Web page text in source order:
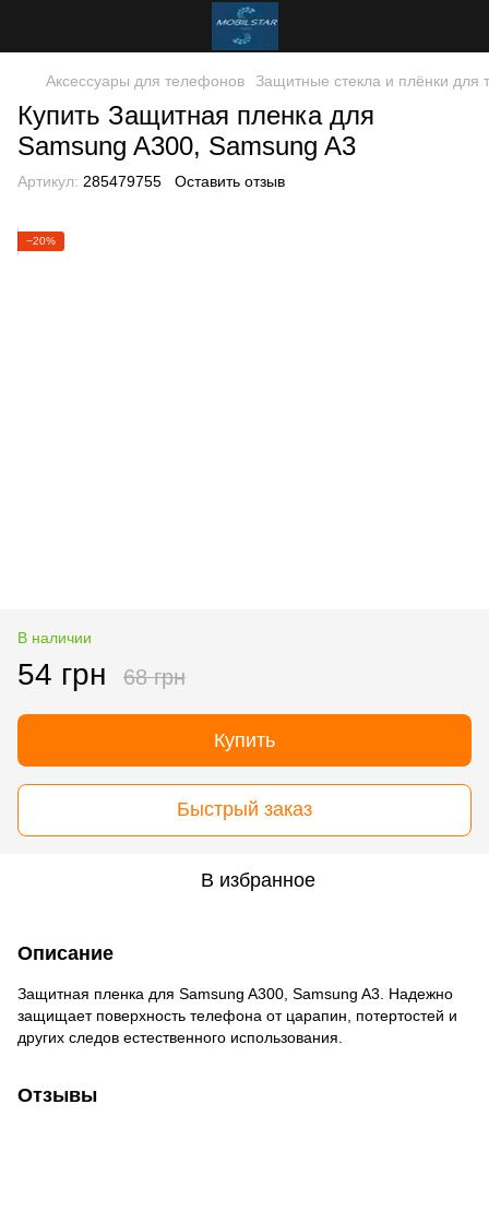
Аксессуары для телефонов Защитные стекла и плёнки для
Купить Защитная пленка для
Samsung A300, Samsung A3
Артикул: 285479755 Оставить отзыв
−20%
В наличии
54 грн 68 грн
Купить
Быстрый заказ
В избранное
Описание
Защитная пленка для Samsung A300, Samsung A3. Надежно
защищает поверхность телефона от царапин, потертостей и
других следов естественного использования.
Отзывы